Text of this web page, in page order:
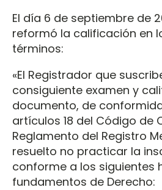
El día 6 de septiembre de
reformó la calificación en
términos:
«El Registrador que
consiguiente examen y
documento, de
artículos 18 del Código de
Reglamento del Registro
resuelto no practicar la
conforme a los siguientes
fundamentos de Derecho: